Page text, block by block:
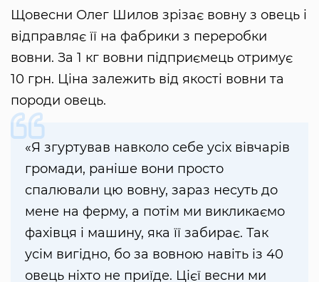
Щовесни Олег Шилов зрізає вовну з овець і
відправляє її на фабрики з переробки
вовни. За 1 кг вовни підприємець отримує
10 грн. Ціна залежить від якості вовни та
породи овець.
«Я згуртував навколо себе усіх вівчарів
громади, раніше вони просто
спалювали цю вовну, зараз несуть до
мене на ферму, а потім ми викликаємо
фахівця і машину, яка її забирає. Так
усім вигідно, бо за вовною навіть із 40
овець ніхто не приїде. Цієї весни ми